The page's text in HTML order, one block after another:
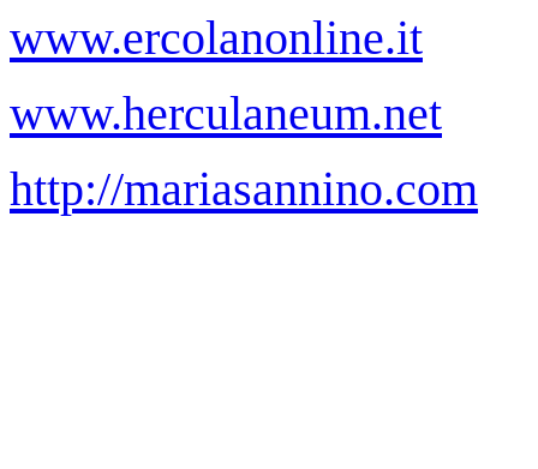
www.ercolanonline.it
www.herculaneum.net
http://mariasannino.com